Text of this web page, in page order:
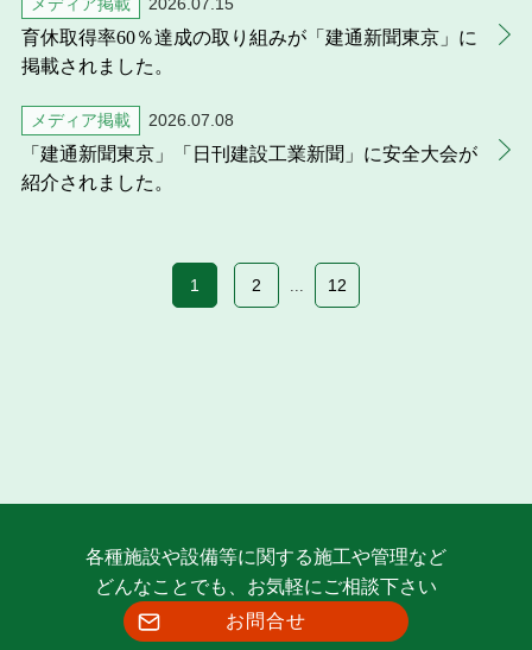
2026.07.15
メディア掲載
育休取得率60％達成の取り組みが「建通新聞東京」に
掲載されました。
2026.07.08
メディア掲載
「建通新聞東京」「日刊建設工業新聞」に安全大会が
紹介されました。
1 2 ... 12
各種施設や設備等に関する施工や管理など
どんなことでも、お気軽にご相談下さい
お問合せ